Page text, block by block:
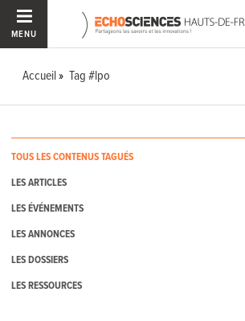
MENU
Accueil Tag #lpo
TOUS LES CONTENUS TAGUÉS
LES ARTICLES
LES ÉVÉNEMENTS
LES ANNONCES
LES DOSSIERS
LES RESSOURCES